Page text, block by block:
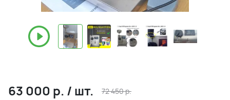
63 000 р. / шт. 72 450р.